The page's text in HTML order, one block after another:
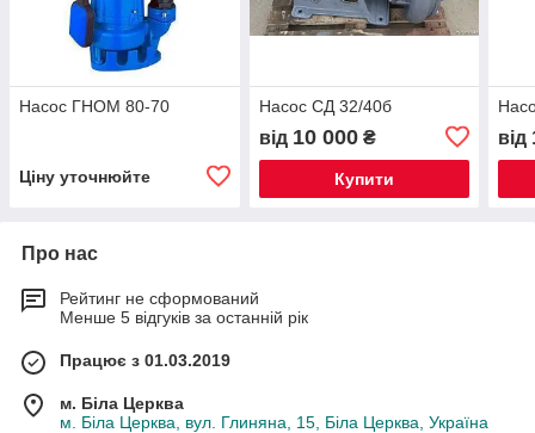
Насос ГНОМ 80-70
Ціну уточнюйте
Насос СД 32/40б
від 10 000₴
Купити
від
Про нас
Рейтинг не сформований
Менше 5 відгуків за останній рік
Працює з 01.03.2019
м. Біла Церква
м. Біла Церква, вул. Глиняна, 15, Біла Церква, Україна